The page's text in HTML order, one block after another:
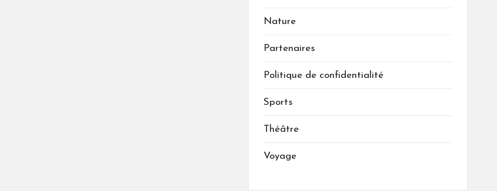
Nature
Partenaires
Politique de confidentialité
Sports
Théâtre
Voyage